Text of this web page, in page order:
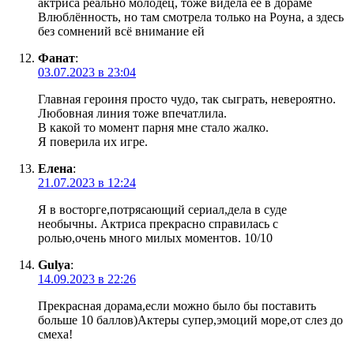
актриса реально молодец, тоже видела её в дораме
Влюблëнность, но там смотрела только на Роуна, а здесь
без сомнений всё внимание ей
Фанат:
03.07.2023 в 23:04
Главная героиня просто чудо, так сыграть, невероятно.
Любовная линия тоже впечатлила.
В какой то момент парня мне стало жалко.
Я поверила их игре.
Елена:
21.07.2023 в 12:24
Я в восторге,потрясающий сериал,дела в суде
необычны. Актриса прекрасно справилась с
ролью,очень много милых моментов. 10/10
Gulya:
14.09.2023 в 22:26
Прекрасная дорама,если можно было бы поставить
больше 10 баллов)Актеры супер,эмоций море,от слез до
смеха!